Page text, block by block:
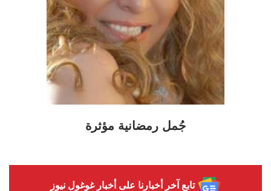
جُمل رمضانية مؤثرة
تابع آخر أخبارنا على أخبار غوغول نيوز